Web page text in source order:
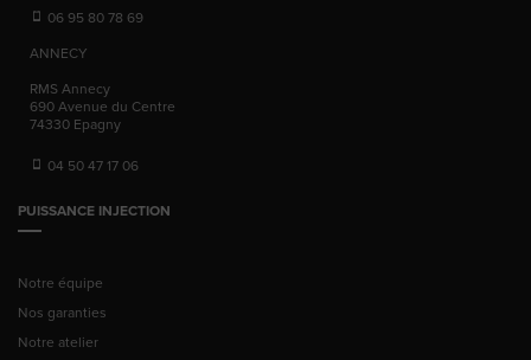
06 95 80 78 69
ANNECY
RMS Annecy
690 Avenue du Centre
74330 Epagny
04 50 47 17 06
PUISSANCE INJECTION
Notre équipe
Nos garanties
Notre atelier